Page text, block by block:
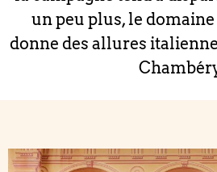
un peu plus, le
donne des allures